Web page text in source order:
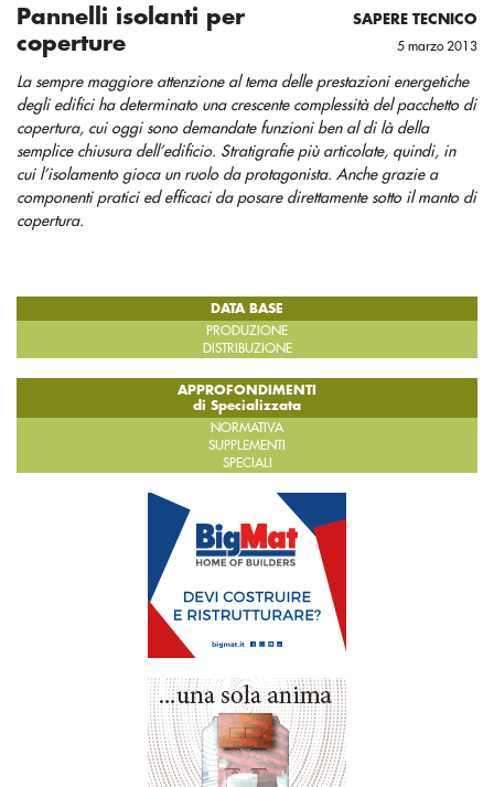
SAPERE TECNICO
5 marzo 2013
Pannelli isolanti per
coperture
La sempre maggiore attenzione al tema delle prestazioni energetiche
degli edifici ha determinato una crescente complessità del pacchetto di
copertura, cui oggi sono demandate funzioni ben al di là della
semplice chiusura dell’edificio. Stratigrafie più articolate, quindi, in
cui l’isolamento gioca un ruolo da protagonista. Anche grazie a
componenti pratici ed efficaci da posare direttamente sotto il manto di
copertura.
DATA BASE
PRODUZIONE
DISTRIBUZIONE
APPROFONDIMENTI
di Specializzata
NORMATIVA
SUPPLEMENTI
SPECIALI